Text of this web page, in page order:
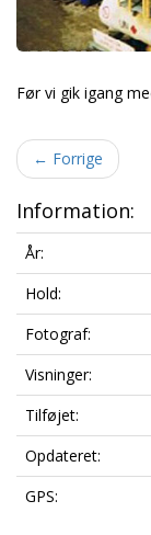
Før vi gik igang
← Forrige
Information:
År:
Hold:
Fotograf:
Visninger:
Tilføjet:
Opdateret:
GPS: